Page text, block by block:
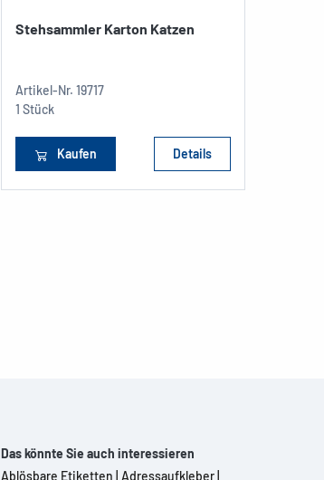
Stehsammler Karton Katzen
Artikel-Nr. 19717
1 Stück
Kaufen Details
Das könnte Sie auch interessieren
Ablösbare Etiketten Adressaufkleber